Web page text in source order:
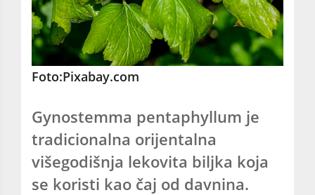
Foto:Pixabay.com
Gynostemma pentaphyllum je
tradicionalna orijentalna
višegodišnja lekovita biljka koja
se koristi kao čaj od davnina.